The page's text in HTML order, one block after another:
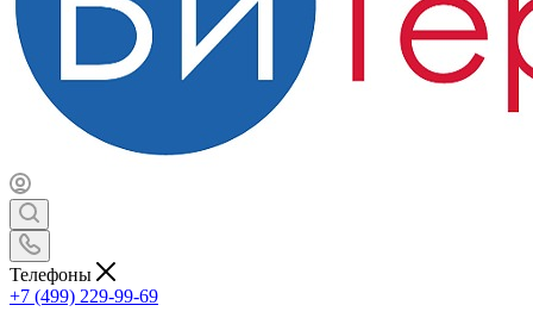
Телефоны
+7 (499) 229-99-69